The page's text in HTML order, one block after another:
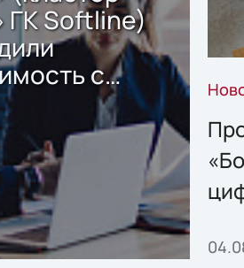
ГК Softline)
с
Sharx
для
данных